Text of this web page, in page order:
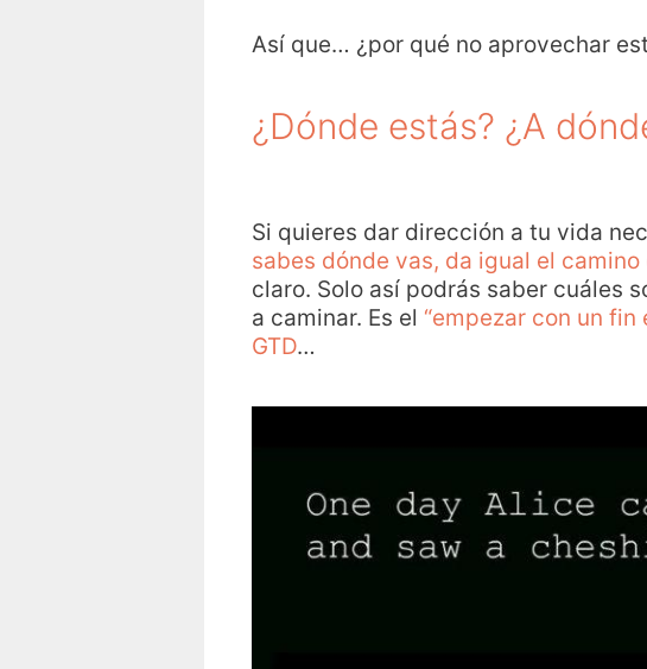
Así que… ¿por qué no aprovechar
¿Dónde estás? ¿A
Si quieres dar dirección a tu vida
sabes dónde vas, da igual el camino
claro. Solo así podrás saber cuáles
a caminar. Es el “empezar con un fin
GTD…